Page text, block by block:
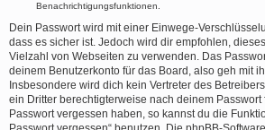
Benachrichtigungsfunktionen.
Dein Passwort wird mit einer Einwege-
dass es sicher ist. Jedoch wird dir empfohlen,
Vielzahl von Webseiten zu verwenden. Das
deinem Benutzerkonto für das Board, also geh mit
Insbesondere wird dich kein Vertreter des
ein Dritter berechtigterweise nach deinem Passwort
Passwort vergessen haben, so kannst du die